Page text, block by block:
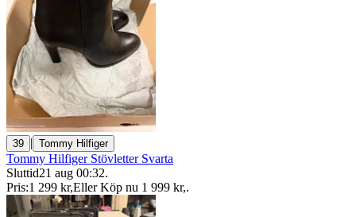
39 | Tommy Hilfiger
Tommy Hilfiger Stövletter Svarta
Sluttid21 aug 00:32.
Pris:1 299 kr,Eller Köp nu 1 999 kr,.